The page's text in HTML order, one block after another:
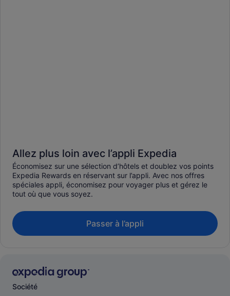
Allez plus loin avec l’appli Expedia
Économisez sur une sélection d’hôtels et doublez vos points
Expedia Rewards en réservant sur l’appli. Avec nos offres
spéciales appli, économisez pour voyager plus et gérez le
tout où que vous soyez.
Passer à l’appli
Société